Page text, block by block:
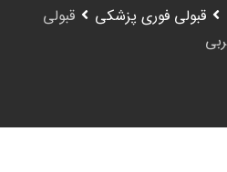
قبولی فوری پزشکی
قبولی